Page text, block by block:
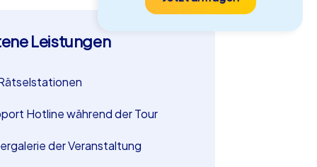
Leistungen
Hotline während der Tour
der Veranstaltung